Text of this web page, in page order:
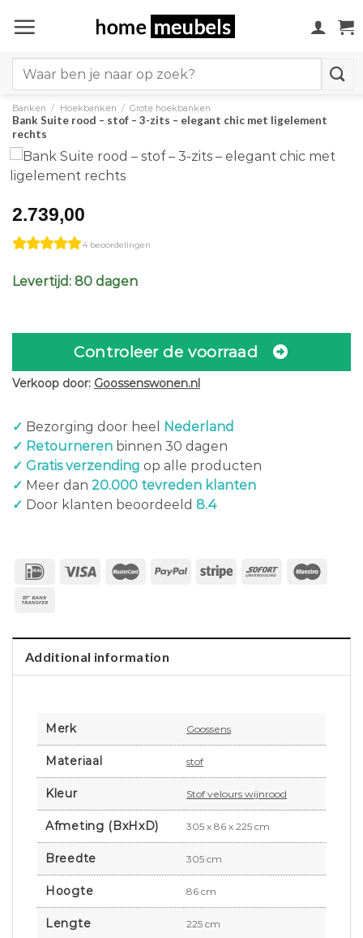
naar
for:
Banken / Hoekbanken / Grote hoekbanken
Bank Suite rood – stof – 3-zits – elegant chic met ligelement
rechts
2.739,00
4 beoordelingen
Levertijd: 80 dagen
Controleer de voorraad
Verkoop door: Goossenswonen.nl
✓ Bezorging door heel
Nederland
✓ Retourneren binnen 30 dagen
✓ Gratis verzending op alle producten
✓ Meer dan 20.000 tevreden klanten
✓ Door klanten beoordeeld 8.4
Additional information
Merk Goossens
Materiaal stof
Kleur Stof velours wijnrood
Afmeting (BxHxD) 305 x 86 x 225 cm
Breedte 305 cm
Hoogte 86 cm
Lengte 225 cm